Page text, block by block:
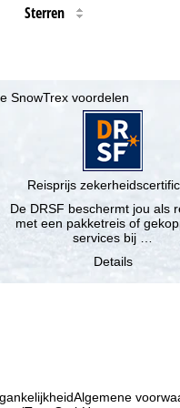
Sterren
SnowTrex voordelen
Reisprijs
De DRSF beschermt jou als
met een pakketreis of gekoppelde
services bij …
Details
Algemene